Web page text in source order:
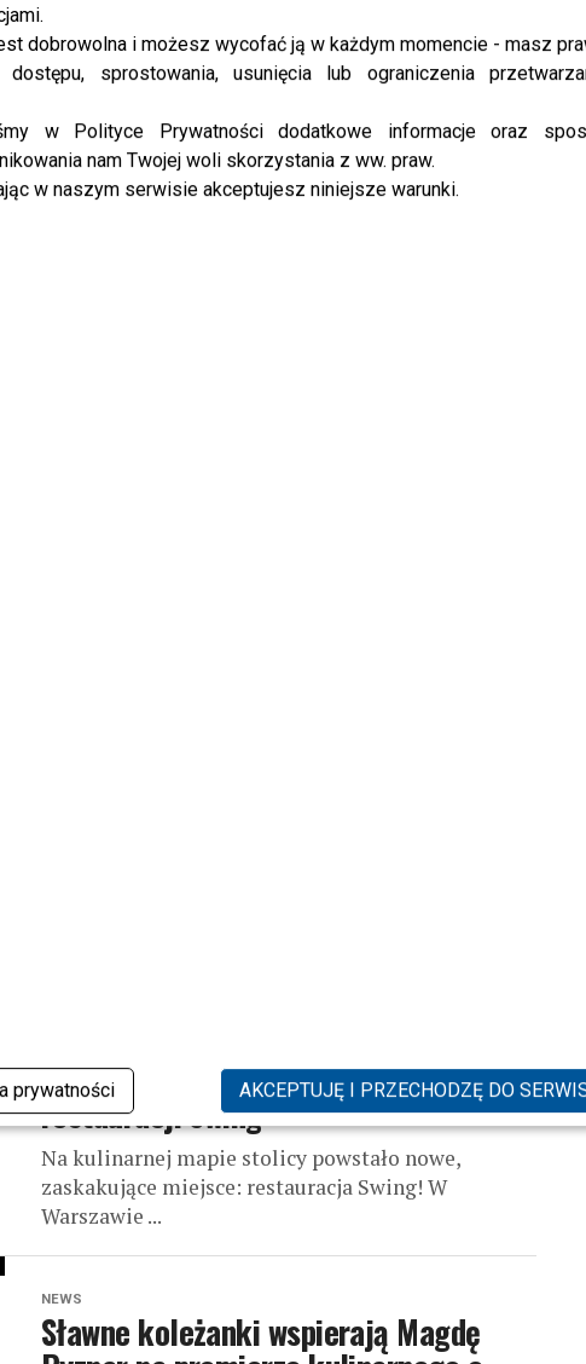
dobrowolna i możesz wycofać ją w każdym momencie - masz
dostępu, sprostowania, usunięcia lub ograniczenia
w Polityce Prywatności dodatkowe informacje oraz
nam Twojej woli skorzystania z ww. praw.
w naszym serwisie akceptujesz niniejsze warunki.
prywatności AKCEPTUJĘ I PRZECHODZĘ DO
NEWS
Magda Pyznar szczerze o relacji z
partnerem – poszła do psychologa!
Magda Pyznar w pozytywny sposób wpływać na
ludzi! Magda ...
i przebojowy Tur na otwarciu
restauracji Swing
Na kulinarnej mapie stolicy powstało nowe,
zaskakujące miejsce: restauracja Swing! W
Warszawie ...
NEWS
Sławne koleżanki wspierają Magdę